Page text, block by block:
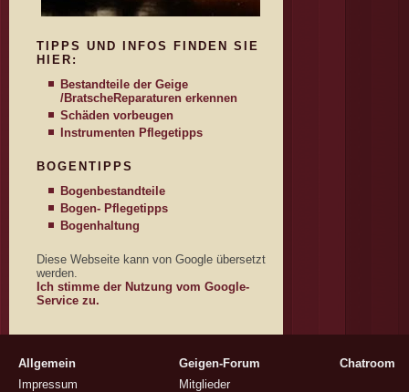
TIPPS UND INFOS FINDEN SIE
HIER:
Bestandteile der Geige
/BratscheReparaturen erkennen
Schäden vorbeugen
Instrumenten Pflegetipps
BOGENTIPPS
Bogenbestandteile
Bogen- Pflegetipps
Bogenhaltung
Diese Webseite kann von Google übersetzt
werden.
Ich stimme der Nutzung vom Google-
Service zu.
Allgemein
Impressum
Geigen-Forum
Mitglieder
Chatroom